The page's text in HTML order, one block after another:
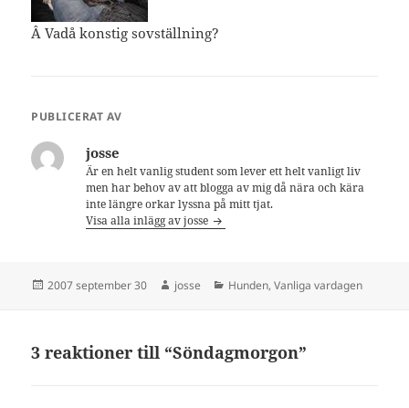
Â Vadå konstig sovställning?
PUBLICERAT AV
josse
Är en helt vanlig student som lever ett helt vanligt liv
men har behov av att blogga av mig då nära och kära
inte längre orkar lyssna på mitt tjat.
Visa alla inlägg av josse
Postat
2007 september 30 Författare
josse Kategorier
Hunden,Vanliga vardagen
3 reaktioner till “Söndagmorgon”